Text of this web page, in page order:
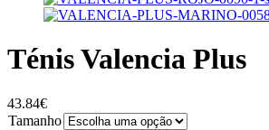
Ténis Valencia Plus
43.84€
Tamanho